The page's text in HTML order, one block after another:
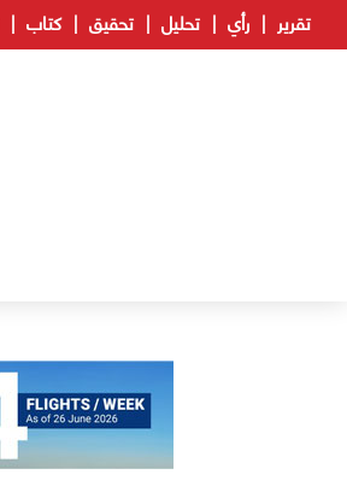
تقرير رأي تحليل تحقيق كتاب